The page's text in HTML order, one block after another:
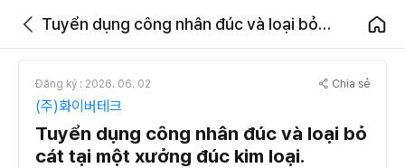
Tuyển dụng công nhân đúc và loại bỏ cát tại một xưởng đúc kim loại.
Đăng ký : 2026. 06. 02 Chia sẻ
(주)화이버테크
Tuyển dụng công nhân đúc và loại bỏ
cát tại một xưởng đúc kim loại.